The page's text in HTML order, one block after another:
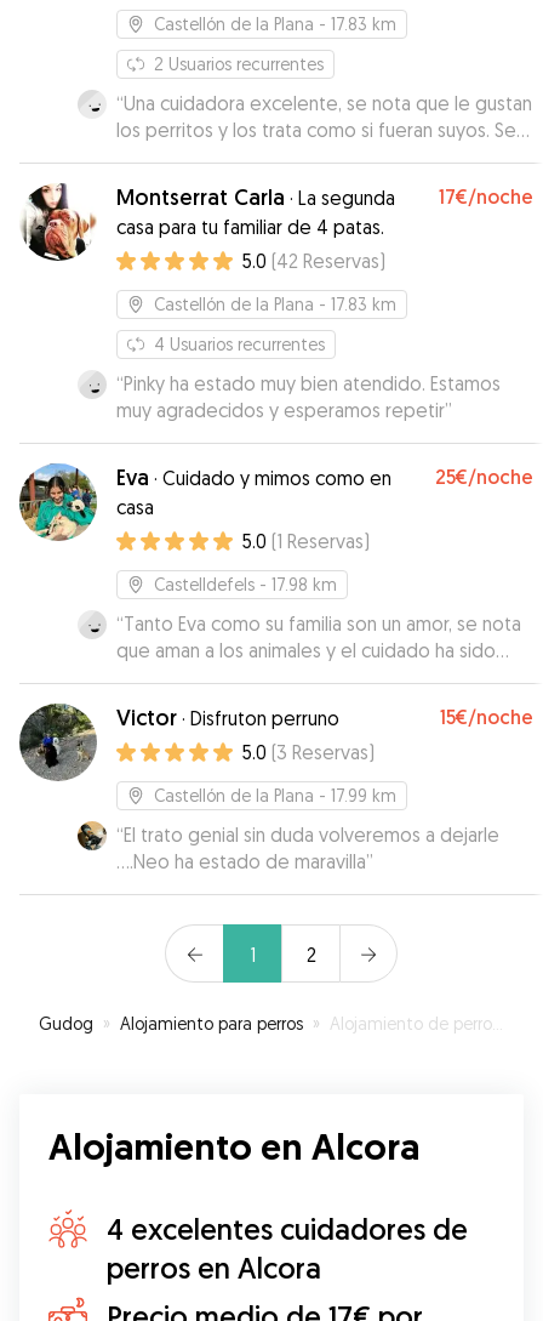
Castellón de la Plana - 17.83 km
2 Usuarios recurrentes
“Una cuidadora excelente, se nota que le gustan
los perritos y los trata como si fueran suyos. Se
ha convertido en nuestra cuidadora oficial.😊”
Montserrat Carla · La segunda
casa para tu familiar de 4 patas.
17€/noche
5.0 (42 Reservas)
Castellón de la Plana - 17.83 km
4 Usuarios recurrentes
“Pinky ha estado muy bien atendido. Estamos
muy agradecidos y esperamos repetir”
Eva · Cuidado y mimos como en
casa
25€/noche
5.0 (1 Reservas)
Castelldefels - 17.98 km
“Tanto Eva como su familia son un amor, se nota
que aman a los animales y el cuidado ha sido
como a uno más de la familia. Es mi sitio de
confianza para las futuras ocasiones en las que
necesite dejar a Togo sabiendo que estará en
buenas manos y disfrutará del espacio de su
casa y amplio jardín junto con la compañía de
Mel que es su perrita que es también un amor.
No le doy más estrellas porque no se puede,
pero la experiencia ha sido de 10!!
Victor · Disfruton perruno 15€/noche
5.0 (3 Reservas)
Castellón de la Plana - 17.99 km
“El trato genial sin duda volveremos a dejarle
....Neo ha estado de maravilla”
1 2
Gudog » Alojamiento para perros » Alojamiento de perros en Alcora
Alojamiento en Alcora
4 excelentes cuidadores de
perros en Alcora